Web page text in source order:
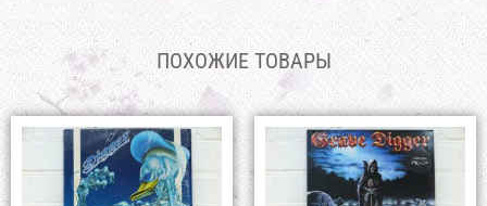
ПОХОЖИЕ ТОВАРЫ